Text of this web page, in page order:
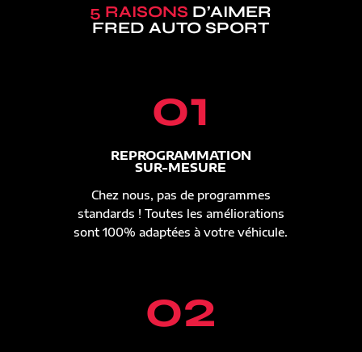
5 RAISONS D’AIMER
FRED AUTO SPORT
01
REPROGRAMMATION
SUR-MESURE
Chez nous, pas de programmes
standards ! Toutes les améliorations
sont 100% adaptées à votre véhicule.
02